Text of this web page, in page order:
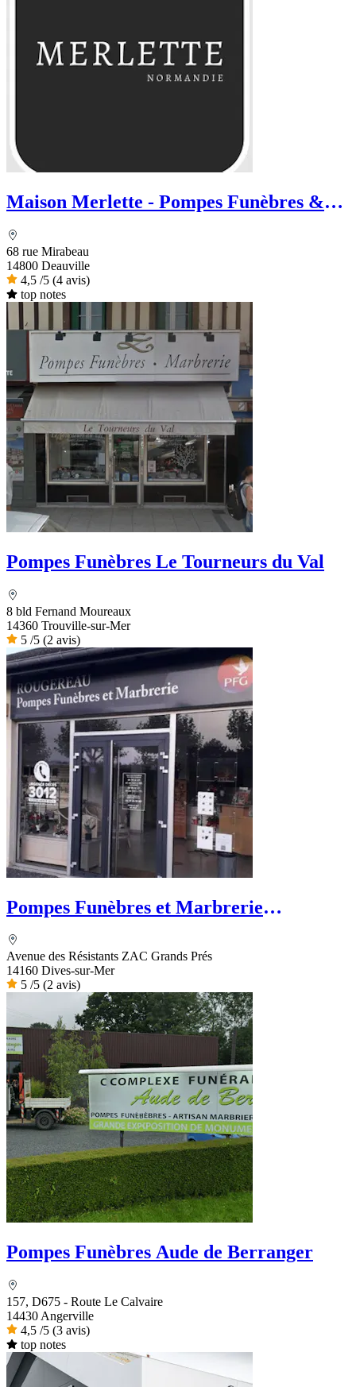
Maison Merlette - Pompes Funèbres &
68 rue Mirabeau
14800 Deauville
4,5 /5 (4 avis)
top notes
Pompes Funèbres Le Tourneurs du Val
8 bld Fernand Moureaux
14360 Trouville-sur-Mer
5 /5 (2 avis)
Pompes Funèbres et Marbrerie
Avenue des Résistants ZAC Grands Prés
14160 Dives-sur-Mer
5 /5 (2 avis)
Pompes Funèbres Aude de Berranger
157, D675 - Route Le Calvaire
14430 Angerville
4,5 /5 (3 avis)
top notes